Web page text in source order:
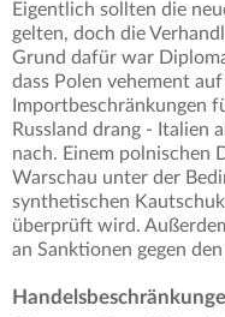
Eigentlich sollten die
gelten, doch die
Grund dafür war
dass Polen vehement
Importbeschränkungen
Russland drang - Italien
nach. Einem polnischen
Warschau unter der
synthetischen
überprüft wird.
an Sanktionen gegen